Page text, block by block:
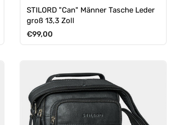
STILORD "Can" Männer Tasche Leder
groß 13,3 Zoll
Normaler Preis
€99,00